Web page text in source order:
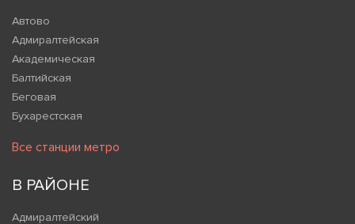
Автово
Адмиралтейская
Академическая
Балтийская
Беговая
Бухарестская
Все станции метро
В РАЙОНЕ
Адмиралтейский